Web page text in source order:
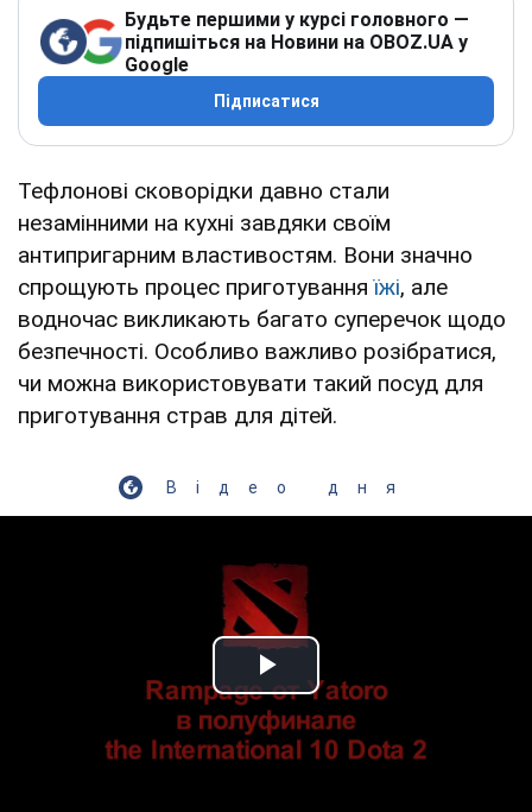
Будьте першими у курсі головного —
підпишіться на Новини на OBOZ.UA у
Google
Підписатися
Тефлонові сковорідки давно стали
незамінними на кухні завдяки своїм
антипригарним властивостям. Вони значно
спрощують процес приготуванняїжі, але
водночас викликають багато суперечок щодо
безпечності. Особливо важливо розібратися,
чи можна використовувати такий посуд для
приготування страв для дітей.
Відео дня
Play Video